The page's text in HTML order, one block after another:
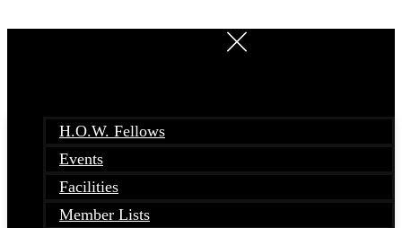
H.O.W. Fellows
Events
Facilities
Member Lists